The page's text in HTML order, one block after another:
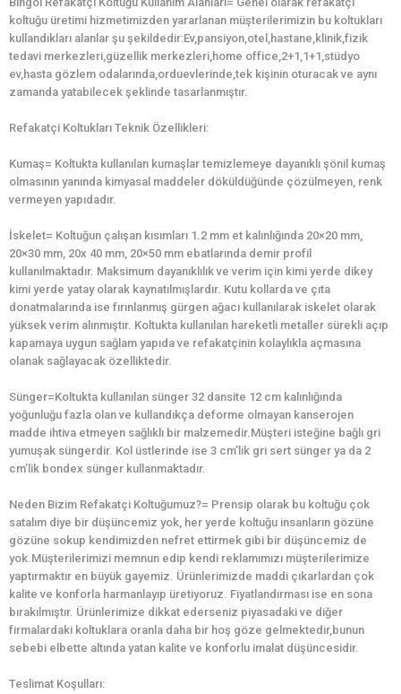
koltuğu üretimi hizmetimizden yararlanan müşterilerimizin bu koltukları
kullandıkları alanlar şu şekildedir:Ev,pansiyon,otel,hastane,klinik,fizik
tedavi merkezleri,güzellik merkezleri,home office,2+1,1+1,stüdyo
ev,hasta gözlem odalarında,orduevlerinde,tek kişinin oturacak ve aynı
zamanda yatabilecek şeklinde tasarlanmıştır.
Refakatçi Koltukları Teknik Özellikleri:
Kumaş= Koltukta kullanılan kumaşlar temizlemeye dayanıklı şönil kumaş
olmasının yanında kimyasal maddeler döküldüğünde çözülmeyen, renk
vermeyen yapıdadır.
İskelet= Koltuğun çalışan kısımları 1.2 mm et kalınlığında 20×20 mm,
20×30 mm, 20x 40 mm, 20×50 mm ebatlarında demir profil
kullanılmaktadır. Maksimum dayanıklılık ve verim için kimi yerde dikey
kimi yerde yatay olarak kaynatılmışlardır. Kutu kollarda ve çıta
donatmalarında ise fırınlanmış gürgen ağacı kullanılarak iskelet olarak
yüksek verim alınmıştır. Koltukta kullanılan hareketli metaller sürekli açıp
kapamaya uygun sağlam yapıda ve refakatçinin kolaylıkla açmasına
olanak sağlayacak özelliktedir.
Sünger=Koltukta kullanılan sünger 32 dansite 12 cm kalınlığında
yoğunluğu fazla olan ve kullandıkça deforme olmayan kanserojen
madde ihtiva etmeyen sağlıklı bir malzemedir.Müşteri isteğine bağlı gri
yumuşak süngerdir. Kol üstlerinde ise 3 cm’lik gri sert sünger ya da 2
cm’lik bondex sünger kullanmaktadır.
Neden Bizim Refakatçi Koltuğumuz?= Prensip olarak bu koltuğu çok
satalım diye bir düşüncemiz yok, her yerde koltuğu insanların gözüne
gözüne sokup kendimizden nefret ettirmek gibi bir düşüncemiz de
yok.Müşterilerimizi memnun edip kendi reklamımızı müşterilerimize
yaptırmaktır en büyük gayemiz. Ürünlerimizde maddi çıkarlardan çok
kalite ve konforla harmanlayıp üretiyoruz. Fiyatlandırması ise en sona
bırakılmıştır. Ürünlerimize dikkat ederseniz piyasadaki ve diğer
firmalardaki koltuklara oranla daha bir hoş göze gelmektedir,bunun
sebebi elbette altında yatan kalite ve konforlu imalat düşüncesidir.
Teslimat Koşulları: